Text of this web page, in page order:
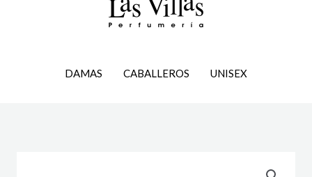
DAMAS CABALLEROS UNISEX